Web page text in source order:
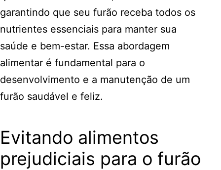
garantindo que seu furão receba todos os
nutrientes essenciais para manter sua
saúde e bem-estar. Essa abordagem
alimentar é fundamental para o
desenvolvimento e a manutenção de um
furão saudável e feliz.
Evitando alimentos
prejudiciais para o furão